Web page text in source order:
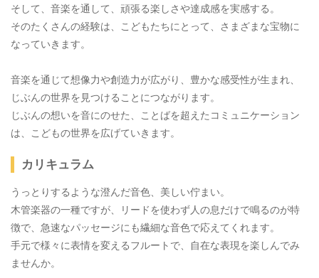
そして、音楽を通して、頑張る楽しさや達成感を実感する。
そのたくさんの経験は、こどもたちにとって、さまざまな宝物に
なっていきます。
音楽を通じて想像力や創造力が広がり、豊かな感受性が生まれ、
じぶんの世界を見つけることにつながります。
じぶんの想いを音にのせた、ことばを超えたコミュニケーション
は、こどもの世界を広げていきます。
カリキュラム
うっとりするような澄んだ音色、美しい佇まい。
木管楽器の一種ですが、リードを使わず人の息だけで鳴るのが特
徴で、急速なパッセージにも繊細な音色で応えてくれます。
手元で様々に表情を変えるフルートで、自在な表現を楽しんでみ
ませんか。